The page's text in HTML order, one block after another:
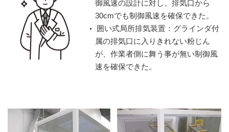
御風速の設計に対し、排気口から
30cmでも制御風速を確保できた。
囲い式局所排気装置：グラインダ付
属の排気口に入りきれない粉じん
が、作業者側に舞う事が無い制御風
速を確保できた。